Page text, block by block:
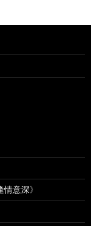
情意深》